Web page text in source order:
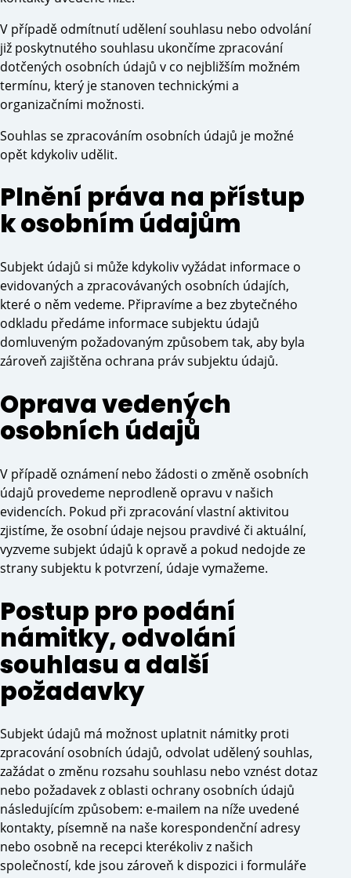
V případě odmítnutí udělení souhlasu nebo odvolání
již poskytnutého souhlasu ukončíme zpracování
dotčených osobních údajů v co nejbližším možném
termínu, který je stanoven technickými a
organizačními možnosti.
Souhlas se zpracováním osobních údajů je možné
opět kdykoliv udělit.
Plnění práva na přístup
k osobním údajům
Subjekt údajů si může kdykoliv vyžádat informace o
evidovaných a zpracovávaných osobních údajích,
které o něm vedeme. Připravíme a bez zbytečného
odkladu předáme informace subjektu údajů
domluveným požadovaným způsobem tak, aby byla
zároveň zajištěna ochrana práv subjektu údajů.
Oprava vedených
osobních údajů
V případě oznámení nebo žádosti o změně osobních
údajů provedeme neprodleně opravu v našich
evidencích. Pokud při zpracování vlastní aktivitou
zjistíme, že osobní údaje nejsou pravdivé či aktuální,
vyzveme subjekt údajů k opravě a pokud nedojde ze
strany subjektu k potvrzení, údaje vymažeme.
Postup pro podání
námitky, odvolání
souhlasu a další
požadavky
Subjekt údajů má možnost uplatnit námitky proti
zpracování osobních údajů, odvolat udělený souhlas,
zažádat o změnu rozsahu souhlasu nebo vznést dotaz
nebo požadavek z oblasti ochrany osobních údajů
následujícím způsobem: e-mailem na níže uvedené
kontakty, písemně na naše korespondenční adresy
nebo osobně na recepci kterékoliv z našich
společností, kde jsou zároveň k dispozici i formuláře